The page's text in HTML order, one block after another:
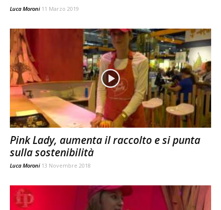
Luca Moroni 11 Marzo 2019
Pink Lady, aumenta il raccolto e si punta
sulla sostenibilità
Luca Moroni 13 Novembre 2018